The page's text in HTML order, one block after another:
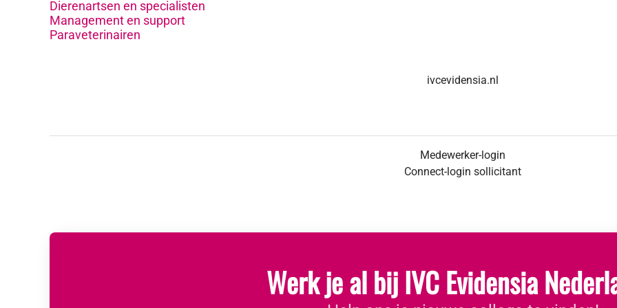
Dierenartsen en specialisten
Management en support
Paraveterinairen
ivcevidensia.nl
Medewerker-login
Connect-login sollicitant
Werk je al bij IVC Evidensia